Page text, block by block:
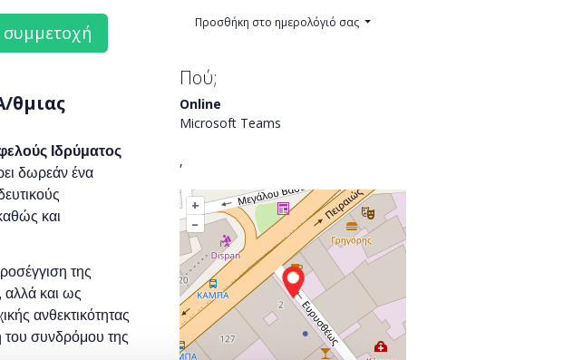
θμιας
Ιδρύματος
δωρεάν ένα
και
της
αλλά και ως
ανθεκτικότητας
του συνδρόμου της
Προσθήκη στο ημερολόγιό σας
Πού;
Online
Microsoft Teams
,
+
–